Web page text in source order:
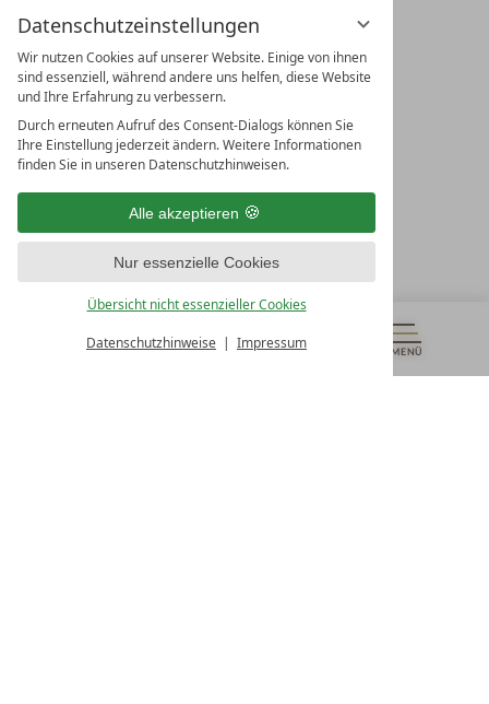
Datenschutzeinstellungen
Wir nutzen Cookies auf unserer Website. Einige von ihnen
sind essenziell, während andere uns helfen, diese Website
und Ihre Erfahrung zu verbessern.
Durch erneuten Aufruf des Consent-Dialogs können Sie
Ihre Einstellung jederzeit ändern. Weitere Informationen
finden Sie in unseren Datenschutzhinweisen.
Alle akzeptieren
Nur essenzielle Cookies
Übersicht nicht essenzieller Cookies
Datenschutzhinweise Impressum
MENÜ
GUTSCHEINE & MEHR ALLE RESORTS
LEADING SPA RESORTS
10. Oktober Str. 17/Top 1
Österreich
T +43 4242 22077
UNSERE ÖFFNUNGSZEITEN